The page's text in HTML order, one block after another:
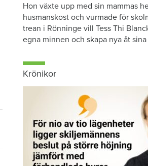
Hon växte upp med sin mammas
husmanskost och vurmade för
trean i Rönninge vill Tess Thi
egna minnen och skapa nya åt sina
Krönikor